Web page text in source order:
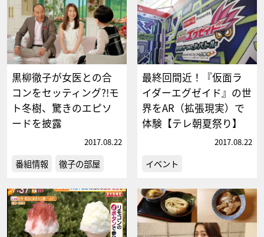
黒柳徹子が女医との合
コンをセッティング?!モ
ト冬樹、驚きのエピソ
ードを披露
2017.08.22
番組情報 徹子の部屋
最終回間近！『仮面ラ
イダーエグゼイド』の世
界をAR（拡張現実）で
体験【テレ朝夏祭り】
2017.08.22
イベント